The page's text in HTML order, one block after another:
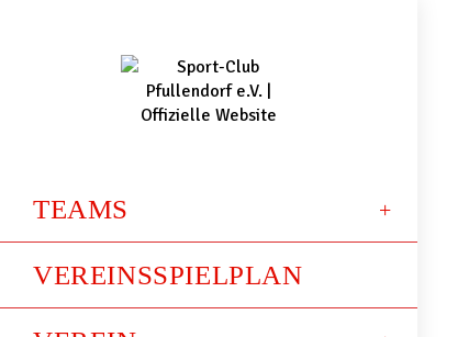
TEAMS
VEREINSSPIELPLAN